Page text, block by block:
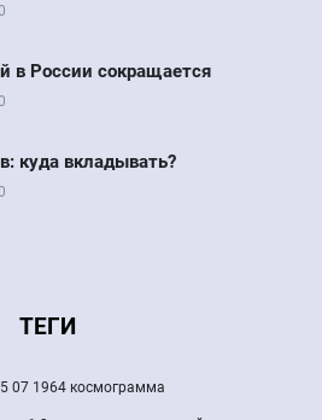
в России сокращается
куда вкладывать?
ТЕГИ
07 1964 космограмма